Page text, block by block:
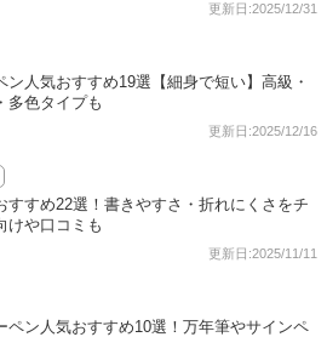
更新日:2025/12/31
ン人気おすすめ19選【細身で短い】高級・
多色タイプも
更新日:2025/12/16
すすめ22選！書きやすさ・折れにくさをチ
けや口コミも
更新日:2025/11/11
ペン人気おすすめ10選！万年筆やサインペ